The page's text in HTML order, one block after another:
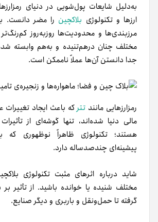
به‌دلیل شایعات پول‌شویی در دنیای
ارزها و تکنولوژی بلاکچین را مضر دانست.
مرزبندی‌ها و محدودیت‌ها روز‌به‌روز
مختلف چنان در‌هم‌تنیده و به‌هم وابسته
جدا دانستن آن‌ها عملاً ناممکن است.
رمزارزهایی مانند تترکه باعث ایجاد
مالی‌ دنیا شده‌اند، تنها گوشه‌ای از
هستند؛ تکنولوژی ظاهراً نوظهوری که
پیشینه‌ای چند‌صدساله دارد.
شاید درباره اثرهای مثبت تکنولوژی
مختلف شنیده یا خوانده باشید. از تأثیر
گرفته تا حمل‌و‌نقل و باربری و دیگر صنایع.